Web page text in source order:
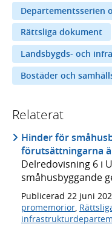
Departementsserien
Rättsliga dokument
Landsbygds- och
Bostäder och
Relaterat
Hinder för
förutsättningarna
Delredovisning 6 i
småhusbyggande
Publicerad 22 juni
promemorior